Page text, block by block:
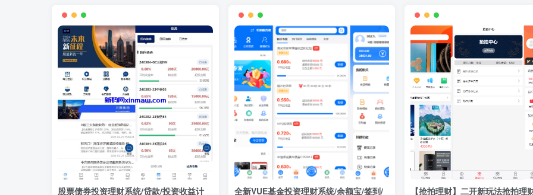
股票债券投资理财系统/贷款/投资收益计 全新VUE基金投资理财系统/余额宝/签到/ 【抢拍理财】二开新玩法抢拍理